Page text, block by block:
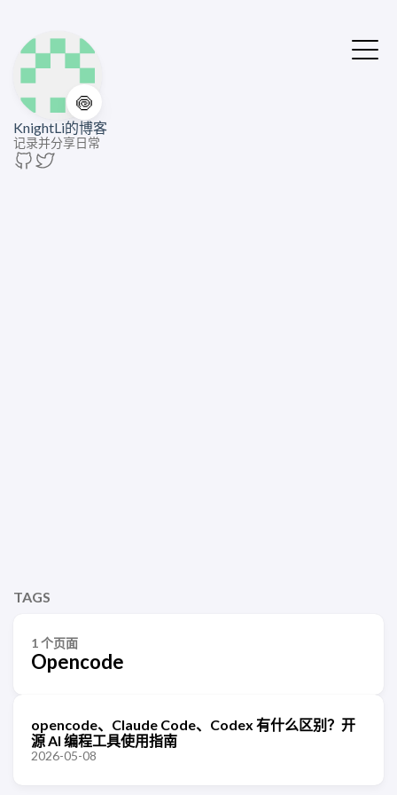
🍥
KnightLi的博客
记录并分享日常
TAGS
1 个页面
Opencode
opencode、Claude Code、Codex 有什么区别？开
源 AI 编程工具使用指南
2026-05-08